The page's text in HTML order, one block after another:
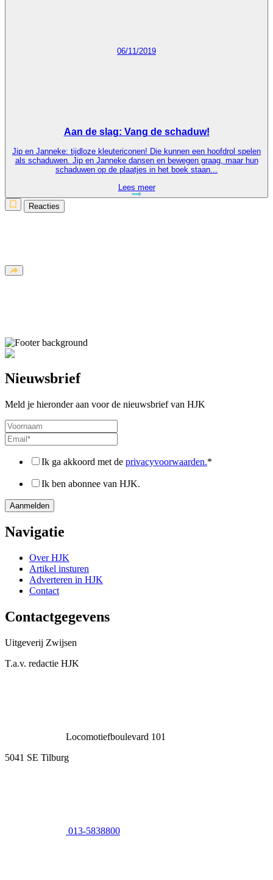
06/11/2019
Aan de slag: Vang de schaduw!
Jip en Janneke: tijdloze kleutericonen! Die kunnen een hoofdrol spelen
als schaduwen. Jip en Janneke dansen en bewegen graag, maar hun
schaduwen op de plaatjes in het boek staan...
Lees meer
Reacties
Nieuwsbrief
Meld je hieronder aan voor de nieuwsbrief van HJK
Ik ga akkoord met de privacyvoorwaarden.*
Ik ben abonnee van HJK.
Navigatie
Over HJK
Artikel insturen
Adverteren in HJK
Contact
Contactgegevens
Uitgeverij Zwijsen
T.a.v. redactie HJK
Locomotiefboulevard 101
5041 SE Tilburg
013-5838800